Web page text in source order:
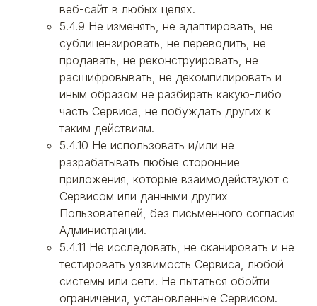
веб-сайт в любых целях.
5.4.9 Не изменять, не адаптировать, не
сублицензировать, не переводить, не
продавать, не реконструировать, не
расшифровывать, не декомпилировать и
иным образом не разбирать какую-либо
часть Сервиса, не побуждать других к
таким действиям.
5.4.10 Не использовать и/или не
разрабатывать любые сторонние
приложения, которые взаимодействуют с
Сервисом или данными других
Пользователей, без письменного согласия
Администрации.
5.4.11 Не исследовать, не сканировать и не
тестировать уязвимость Сервиса, любой
системы или сети. Не пытаться обойти
ограничения, установленные Сервисом.